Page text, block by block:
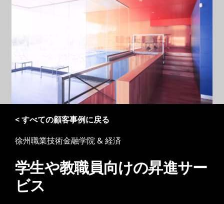
る
< すべての顧客事例に戻る
徐州職業技術金融学院 & 経済
学生や教職員向けの昇進サー
ビス